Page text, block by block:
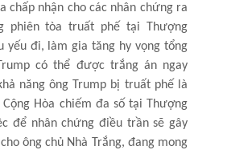
chấp nhận cho các nhân chứng ra
phiên tòa truất phế tại Thượng
yếu đi, làm gia tăng hy vọng tổng
có thể được trắng án ngay
năng ông Trump bị truất phế là
Hòa chiếm đa số tại Thượng
để nhân chứng điều trần sẽ gây
ông chủ Nhà Trắng, đang mong